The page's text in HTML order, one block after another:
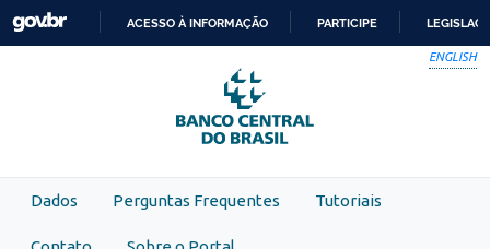
Skip to main content
PARA
O
CONTEÚDO
ACESSO À INFORMAÇÃO PARTICIPE
ENGLISH
Dados Perguntas Frequentes Tutoriais